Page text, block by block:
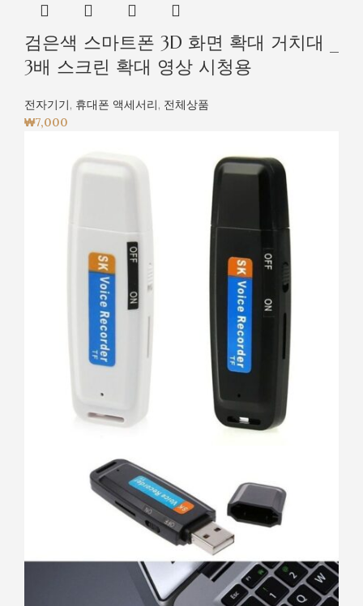
검은색 스마트폰 3D 화면 확대 거치대 _
3배 스크린 확대 영상 시청용
전자기기, 휴대폰 액세서리, 전체상품
₩7,000